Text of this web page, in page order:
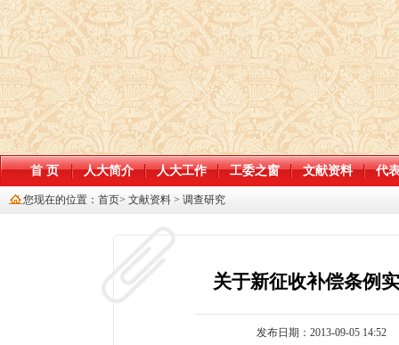
首 页 人大简介 人大工作 工委之窗 文献资料 代
您现在的位置： 首页> 文献资料 > 调查研究
关于新征收补偿条例
发布日期：2013-09-05 14:52